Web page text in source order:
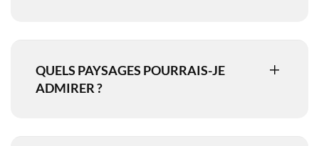
QUELS PAYSAGES POURRAIS-JE
ADMIRER ?